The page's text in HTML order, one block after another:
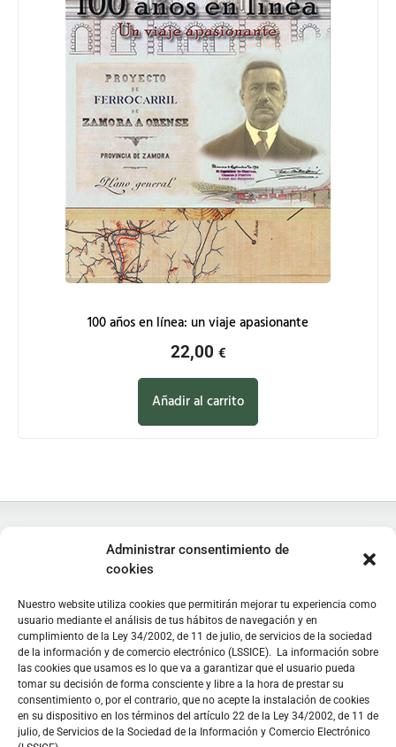
Administrar consentimiento de
cookies
Nuestro website utiliza cookies que permitirán mejorar tu experiencia como
usuario mediante el análisis de tus hábitos de navegación y en
cumplimiento de la Ley 34/2002, de 11 de julio, de servicios de la sociedad
de la información y de comercio electrónico (LSSICE). La información sobre
las cookies que usamos es lo que va a garantizar que el usuario pueda
tomar su decisión de forma consciente y libre a la hora de prestar su
consentimiento o, por el contrario, que no acepte la instalación de cookies
en su dispositivo en los términos del artículo 22 de la Ley 34/2002, de 11 de
julio, de Servicios de la Sociedad de la Información y Comercio Electrónico
100 años en línea: un viaje apasionante
22,00 €
Añadir al carrito
Instituto de Estudios Zamoranos "Florián de Ocampo", IEZFO
Diputación de Zamora - Colegio Universitario de Zamora
Lunes a viernes: 9:30 h - 13:30 h. Lunes y miércoles: 16:30 h -
19:30 h
Sedeen C/ Doctor Carracido, Bibliotecaen Colegio Universitario
C/ Doctor Carracido, s/n. 49006 Zamora, España